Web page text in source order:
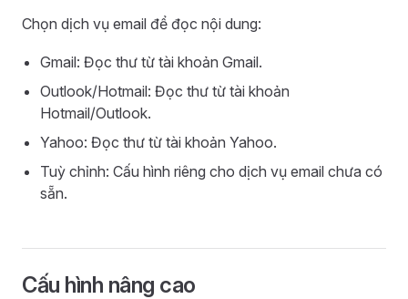
Chọn dịch vụ email để đọc nội dung:
Gmail: Đọc thư từ tài khoản Gmail.
Outlook/Hotmail: Đọc thư từ tài khoản
Hotmail/Outlook.
Yahoo: Đọc thư từ tài khoản Yahoo.
Tuỳ chỉnh: Cấu hình riêng cho dịch vụ email chưa có
sẵn.
Cấu hình nâng cao